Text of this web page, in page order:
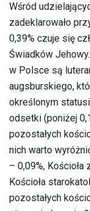
Wśród
zadeklarowało
0,39% czuje się
Świadków
w Polsce są
augsburskiego,
określonym
odsetki (poniżej
pozostałych
nich warto
– 0,09%,
Kościoła
pozostałych